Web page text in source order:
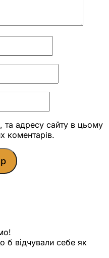
та адресу сайту в цьому
коментарів.
б відчували себе як